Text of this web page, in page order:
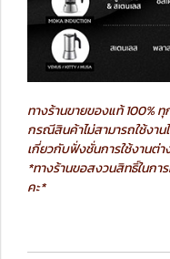
ทางร้านขายของแท้ 100%
กรณีสินค้าไม่สามารถใช้งา
เกี่ยวกับฟั่งชั่นการใช้งานต่า
*ทางร้านขอสงวนสิทธิ์ในกา
คะ*